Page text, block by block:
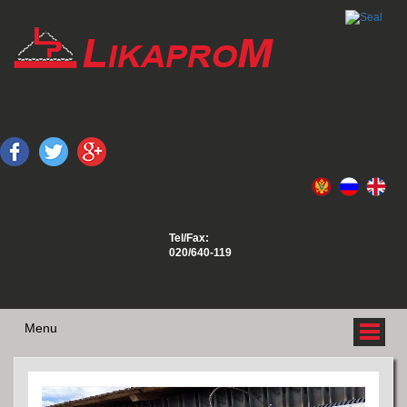
Tel/Fax:
020/640-119
Menu